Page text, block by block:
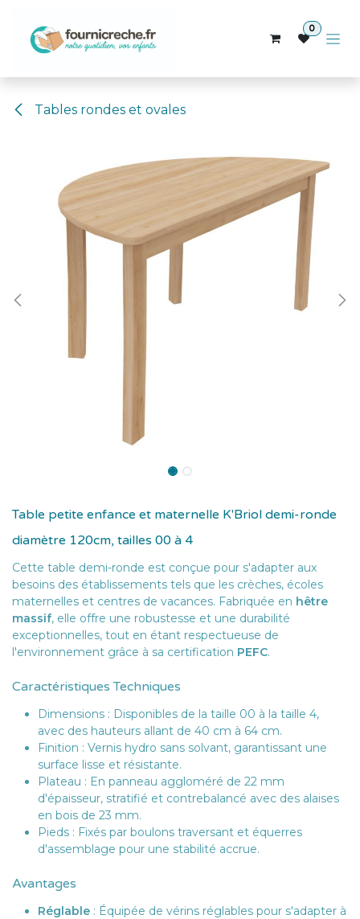
0
Tables rondes et ovales
Table petite enfance et maternelle K'Briol demi-ronde
diamètre 120cm, tailles 00 à 4
Cette table demi-ronde est conçue pour s'adapter aux
besoins des établissements tels que les crèches, écoles
maternelles et centres de vacances. Fabriquée en hêtre
massif, elle offre une robustesse et une durabilité
exceptionnelles, tout en étant respectueuse de
l'environnement grâce à sa certification PEFC.
Caractéristiques Techniques
Dimensions : Disponibles de la taille 00 à la taille 4,
avec des hauteurs allant de 40 cm à 64 cm.
Finition : Vernis hydro sans solvant, garantissant une
surface lisse et résistante.
Plateau : En panneau aggloméré de 22 mm
d'épaisseur, stratifié et contrebalancé avec des alaises
en bois de 23 mm.
Pieds : Fixés par boulons traversant et équerres
d'assemblage pour une stabilité accrue.
Avantages
Réglable : Équipée de vérins réglables pour s'adapter à